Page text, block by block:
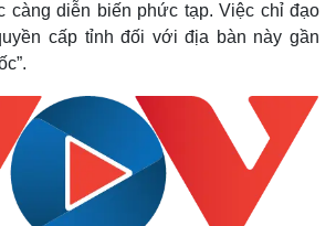
càng diễn biến phức tạp. Việc chỉ đạo
cấp tỉnh đối với địa bàn này gần